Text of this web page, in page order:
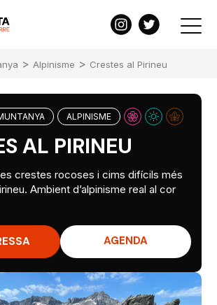
>Alpinisme > Crestes al Pirineu
ALPINISME
AL PIRINEU
crestes rocoses i cims difícils més
Ambient d’alpinisme real al cor
AGENDA